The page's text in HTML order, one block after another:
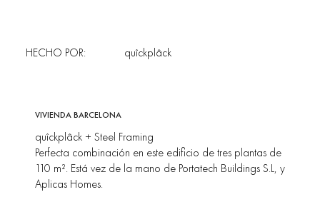
quîckplâck
HECHO POR:
VIVIENDA BARCELONA
quîckplâck + Steel Framing
Perfecta combinación en este edificio de tres plantas de
110 m². Está vez de la mano de Portatech Buildings S.L, y
Aplicas Homes.